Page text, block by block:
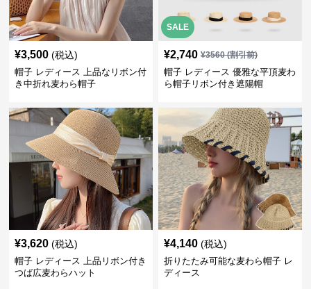
¥3,500 (税込)
帽子 レディース 上品なリボン付
き中折れ麦わら帽子
SALE
¥2,740 ¥3560(割引前)
帽子 レディース 優雅な平頂麦わ
ら帽子リボン付き遮陽帽
¥3,620 (税込)
帽子 レディース 上品リボン付き
つば広麦わらハット
¥4,140 (税込)
折りたたみ可能な麦わら帽子 レ
ディース